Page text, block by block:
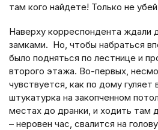
там кого найдете! Только не
Наверху корреспондента ждали
замками. Но, чтобы набраться
было подняться по лестнице и
второго этажа. Во-первых,
чувствуется, как по дому гуляет
штукатурка на закопченном
местах до дранки, и ходить там
– неровен час, свалится на